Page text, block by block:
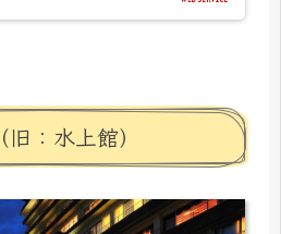
：水上館）